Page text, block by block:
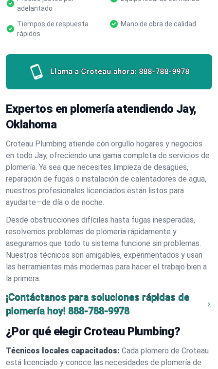
adelantado
Tiempos de respuesta
rápidos
Mano de obra de calidad
Llama a Croteau ahora: 888-788-9978
Expertos en plomería atendiendo Jay,
Oklahoma
Croteau Plumbing atiende con orgullo hogares y negocios
en todo Jay, ofreciendo una gama completa de servicios de
plomería. Ya sea que necesites limpieza de desagües,
reparación de fugas o instalación de calentadores de agua,
nuestros profesionales licenciados están listos para
ayudarte—de día o de noche.
Desde obstrucciones difíciles hasta fugas inesperadas,
resolvemos problemas de plomería rápidamente y
aseguramos que todo tu sistema funcione sin problemas.
Nuestros técnicos son amigables, experimentados y usan
las herramientas más modernas para hacer el trabajo bien a
la primera.
¡Contáctanos para soluciones rápidas de
plomería hoy! 888-788-9978
¿Por qué elegir Croteau Plumbing?
Técnicos locales capacitados: Cada plomero de Croteau
está licenciado y conoce las necesidades de plomería de